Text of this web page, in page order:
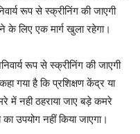
रूप से स्क्रीनिंग की जाएगी
लिए एक मार्ग खुला रहेगा।
रूप से स्क्रीनिंग की जाएगी
गया है कि प्रशिक्षण केंद्र या
में नही ठहराया जाए बड़े कमरे
उपयोग नहीं किया जाएगा।